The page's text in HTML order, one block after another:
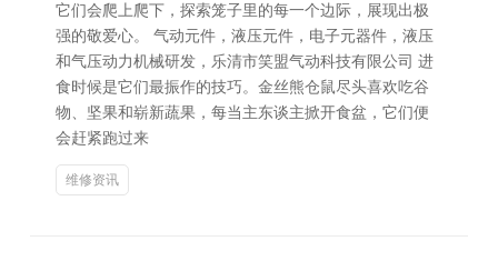
它们会爬上爬下，探索笼子里的每一个边际，展现出极
强的敬爱心。 气动元件，液压元件，电子元器件，液压
和气压动力机械研发，乐清市笑盟气动科技有限公司 进
食时候是它们最振作的技巧。金丝熊仓鼠尽头喜欢吃谷
物、坚果和崭新蔬果，每当主东谈主掀开食盆，它们便
会赶紧跑过来
维修资讯